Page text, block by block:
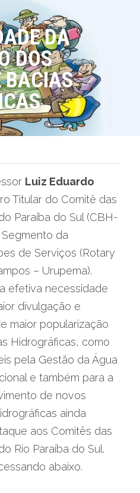
DA
DOS
BACIAS
Luiz Eduardo
Titular do Comitê das
Paraíba do Sul (CBH-
da
de Serviços (Rotary
– Urupema).
efetiva necessidade
divulgação e
maior popularização
Hidrográficas, como
pela Gestão da Água
e também para a
de novos
ainda
aos Comitês das
Rio Paraíba do Sul.
abaixo.